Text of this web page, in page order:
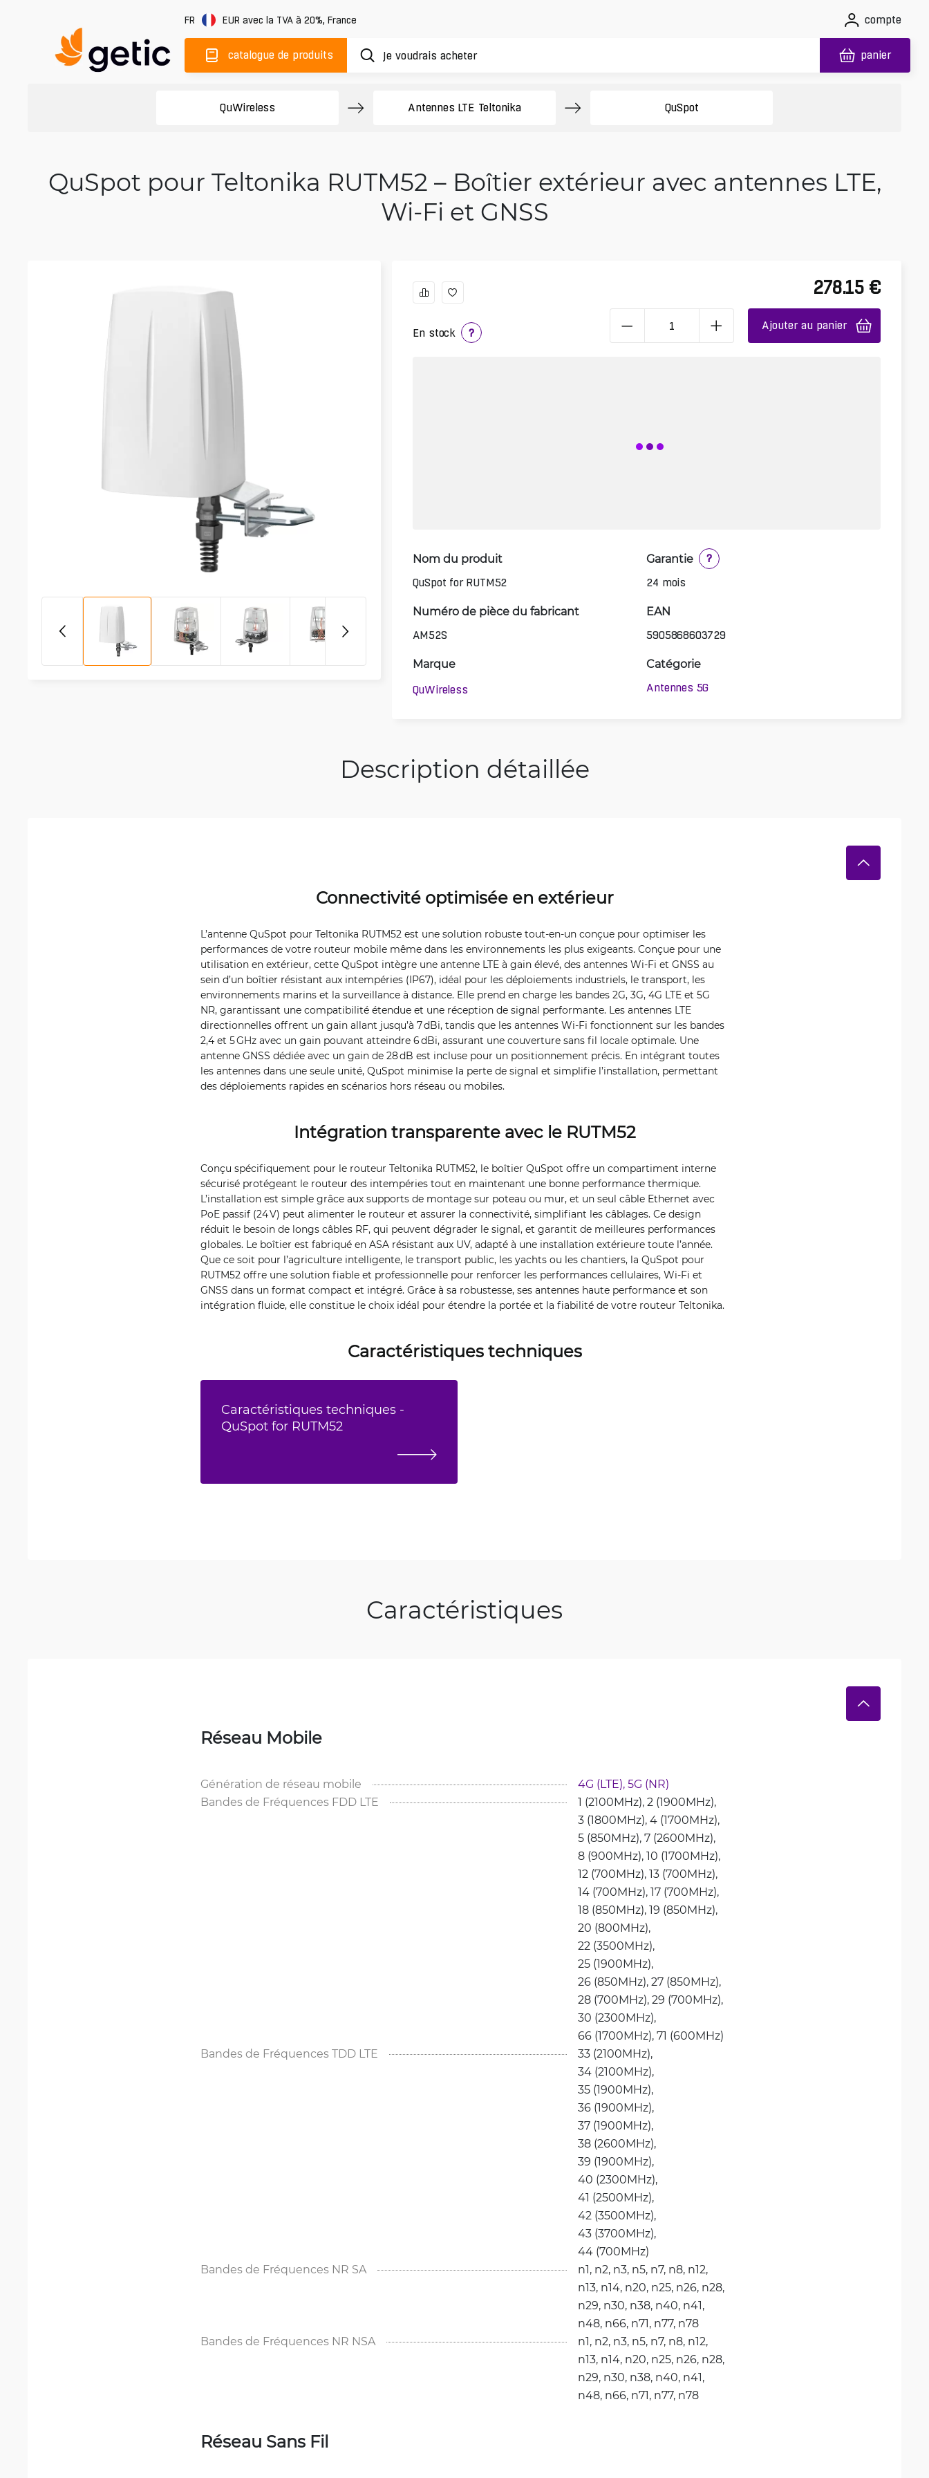
FR EUR avec la TVA à 20%, France compte
catalogue de produits panier
QuWireless Antennes LTE Teltonika QuSpot
QuSpot pour Teltonika RUTM52 – Boîtier extérieur avec antennes LTE,
Wi‑Fi et GNSS
En stock ?
278.15 €
Ajouter au panier
Nom du produit
QuSpot for RUTM52
Garantie
?
24 mois
Numéro de pièce du fabricant
AM52S
EAN
5905868603729
Marque
QuWireless
Catégorie
Antennes 5G
Description détaillée
Connectivité optimisée en extérieur
L’antenne QuSpot pour Teltonika RUTM52 est une solution robuste tout‑en‑un conçue pour optimiser les
performances de votre routeur mobile même dans les environnements les plus exigeants. Conçue pour une
utilisation en extérieur, cette QuSpot intègre une antenne LTE à gain élevé, des antennes Wi‑Fi et GNSS au
sein d’un boîtier résistant aux intempéries (IP67), idéal pour les déploiements industriels, le transport, les
environnements marins et la surveillance à distance. Elle prend en charge les bandes 2G, 3G, 4G LTE et 5G
NR, garantissant une compatibilité étendue et une réception de signal performante. Les antennes LTE
directionnelles offrent un gain allant jusqu’à 7 dBi, tandis que les antennes Wi‑Fi fonctionnent sur les bandes
2,4 et 5 GHz avec un gain pouvant atteindre 6 dBi, assurant une couverture sans fil locale optimale. Une
antenne GNSS dédiée avec un gain de 28 dB est incluse pour un positionnement précis. En intégrant toutes
les antennes dans une seule unité, QuSpot minimise la perte de signal et simplifie l’installation, permettant
des déploiements rapides en scénarios hors réseau ou mobiles.
Intégration transparente avec le RUTM52
Conçu spécifiquement pour le routeur Teltonika RUTM52, le boîtier QuSpot offre un compartiment interne
sécurisé protégeant le routeur des intempéries tout en maintenant une bonne performance thermique.
L’installation est simple grâce aux supports de montage sur poteau ou mur, et un seul câble Ethernet avec
PoE passif (24 V) peut alimenter le routeur et assurer la connectivité, simplifiant les câblages. Ce design
réduit le besoin de longs câbles RF, qui peuvent dégrader le signal, et garantit de meilleures performances
globales. Le boîtier est fabriqué en ASA résistant aux UV, adapté à une installation extérieure toute l’année.
Que ce soit pour l’agriculture intelligente, le transport public, les yachts ou les chantiers, la QuSpot pour
RUTM52 offre une solution fiable et professionnelle pour renforcer les performances cellulaires, Wi‑Fi et
GNSS dans un format compact et intégré. Grâce à sa robustesse, ses antennes haute performance et son
intégration fluide, elle constitue le choix idéal pour étendre la portée et la fiabilité de votre routeur Teltonika.
Caractéristiques techniques
Caractéristiques techniques -
QuSpot for RUTM52
Caractéristiques
Réseau Mobile
Génération de réseau mobile 4G (LTE), 5G (NR)
Bandes de Fréquences FDD LTE
1 (2100MHz), 2 (1900MHz),
3 (1800MHz), 4 (1700MHz),
5 (850MHz), 7 (2600MHz),
8 (900MHz), 10 (1700MHz),
12 (700MHz), 13 (700MHz),
14 (700MHz), 17 (700MHz),
18 (850MHz), 19 (850MHz),
20 (800MHz),
22 (3500MHz),
25 (1900MHz),
26 (850MHz), 27 (850MHz),
28 (700MHz), 29 (700MHz),
30 (2300MHz),
66 (1700MHz), 71 (600MHz)
Bandes de Fréquences TDD LTE
33 (2100MHz),
34 (2100MHz),
35 (1900MHz),
36 (1900MHz),
37 (1900MHz),
38 (2600MHz),
39 (1900MHz),
40 (2300MHz),
41 (2500MHz),
42 (3500MHz),
43 (3700MHz),
44 (700MHz)
Bandes de Fréquences NR SA
n1, n2, n3, n5, n7, n8, n12,
n13, n14, n20, n25, n26, n28,
n29, n30, n38, n40, n41,
n48, n66, n71, n77, n78
Bandes de Fréquences NR NSA
n1, n2, n3, n5, n7, n8, n12,
n13, n14, n20, n25, n26, n28,
n29, n30, n38, n40, n41,
n48, n66, n71, n77, n78
Réseau Sans Fil